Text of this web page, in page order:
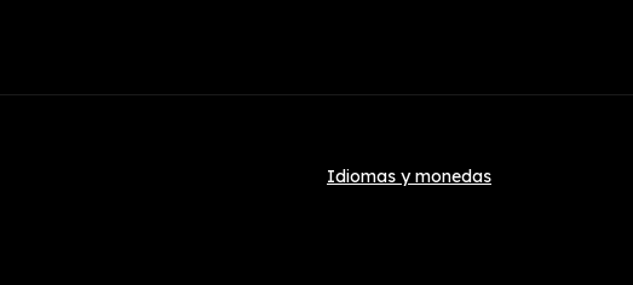
Idiomas y monedas